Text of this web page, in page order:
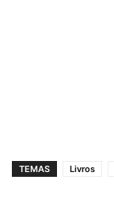
TEMAS Livros